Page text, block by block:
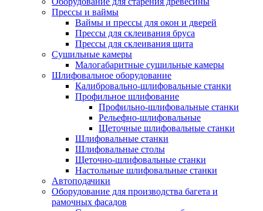
Прессы и ваймы
Ваймы и прессы для окон и дверей
Прессы для склеивания бруса
Прессы для склеивания щита
Сушильные камеры
Малогабаритные сушильные камеры
Шлифовальное оборудование
Калибровально-шлифовальные станки
Профильное шлифование
Профильно-шлифовальные станки
Рельефно-шлифовальные
Щеточные шлифовальные станки
Шлифовальные станки
Шлифовальные столы
Щеточно-шлифовальные станки
Настольные шлифовальные станки
Автоподачики
Оборудование для производства багета и
рамочных фасадов